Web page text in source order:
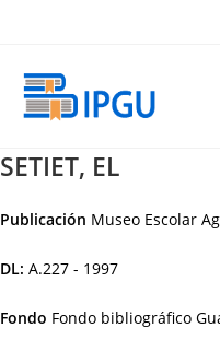
SETIET, EL
Publicación Museo Escolar
DL: A.227 - 1997
Fondo Fondo bibliográfico